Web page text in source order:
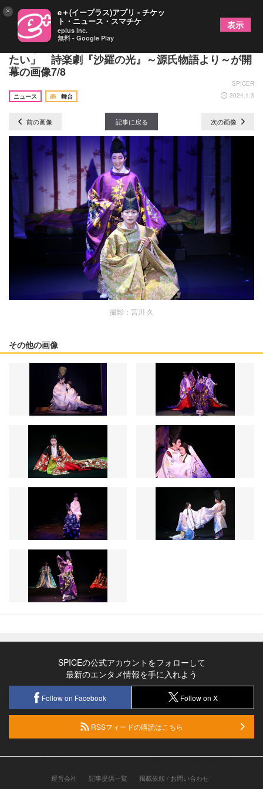
紅ゆずる「光源氏と私自身がリンクするように演じ
たい」 詩楽劇『沙羅の光』～源氏物語より～が開
幕の画像7/8
SPICER
ニュース
舞台 2024.1.3
前の画像 記事に戻る 次の画像
撮影：宮川 久
その他の画像
SPICEの公式アカウントをフォローして
最新のエンタメ情報を手に入れよう
Follow on Facebook Follow on X
RSSフィードの購読はこちら
運営会社 記事提供一覧 掲載依頼 / お問い合わせ
× e＋(イープラス)アプリ - チケッ
ト・ニュース・スマチケ
eplus inc.
無料 - Google Play
表示